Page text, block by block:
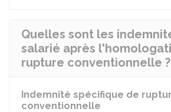
Quelles sont les
salarié après
rupture conventionnelle ?
Indemnité spécifique de
conventionnelle